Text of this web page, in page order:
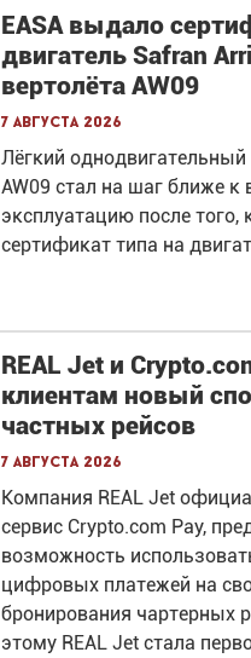
EASA выдало
двигатель Safran
вертолёта AW09
7 августа 2026
Лёгкий однодвигательный
AW09 стал на шаг ближе к
эксплуатацию после того,
сертификат типа на
REAL Jet и
клиентам новый
частных рейсов
7 августа 2026
Компания REAL Jet
сервис Crypto.com Pay,
возможность
цифровых платежей на
бронирования чартерных
этому REAL Jet стала